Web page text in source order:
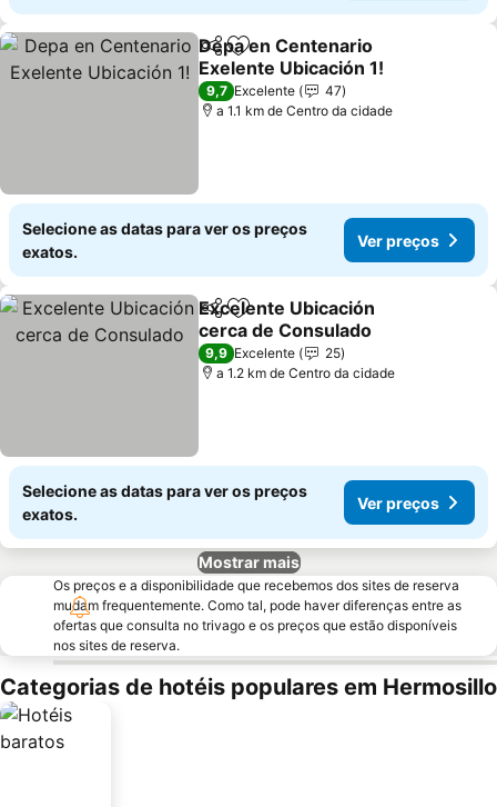
PartilharAdicionar aos favoritos
Depa en Centenario
Exelente Ubicación 1!
Ver preços
9,7 Excelente
47
a 1.1 km de Centro da cidade
Selecione as datas para ver os preços
exatos.
Ver preços
PartilharAdicionar aos favoritos
Excelente Ubicación
cerca de Consulado
Ver preços
9,9 Excelente
25
a 1.2 km de Centro da cidade
Selecione as datas para ver os preços
exatos.
Ver preços
Mostrar mais
Os preços e a disponibilidade que recebemos dos sites de reserva
mudam frequentemente. Como tal, pode haver diferenças entre as
ofertas que consulta no trivago e os preços que estão disponíveis
nos sites de reserva.
Categorias de hotéis populares em Hermosillo